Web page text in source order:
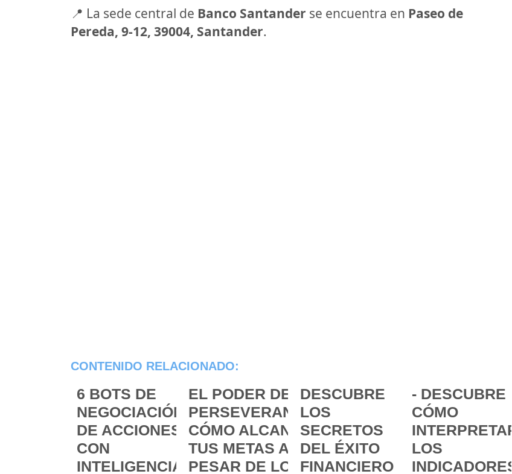
📍 La sede central de Banco Santander se encuentra en Paseo de
Pereda, 9-12, 39004, Santander.
CONTENIDO RELACIONADO:
6 BOTS DE
NEGOCIACIÓN
DE ACCIONES
CON
INTELIGENCIA
EL PODER DE LA
PERSEVERANCIA:
CÓMO ALCANZAR
TUS METAS A
PESAR DE LOS
DESCUBRE
LOS
SECRETOS
DEL ÉXITO
FINANCIERO
- DESCUBRE
CÓMO
INTERPRETAR
LOS
INDICADORES